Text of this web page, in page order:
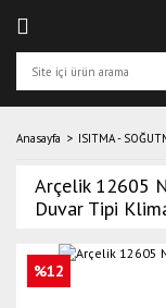
Anasayfa ISITMA -
Arçelik 12605
Duvar Tipi
%12